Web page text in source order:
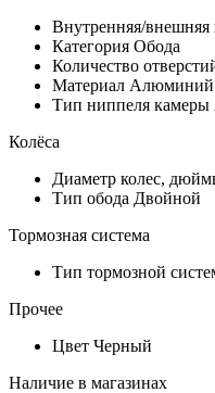
Внутренняя/
Категория Обода
Количество
Материал Алюминий
Тип ниппеля камеры
Колёса
Диаметр колес,
Тип обода Двойной
Тормозная система
Тип тормозной
Прочее
Цвет Черный
Наличие в магазинах